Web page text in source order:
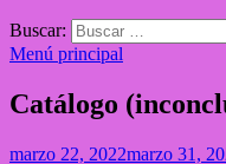
Buscar:
Menú principal
Catálogo
marzo 22, 2022marzo 31,